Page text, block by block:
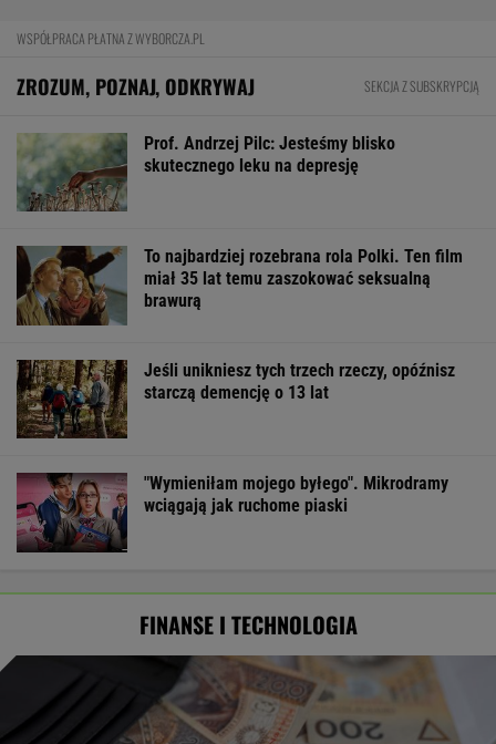
WSPÓŁPRACA PŁATNA Z WYBORCZA.PL
ZROZUM, POZNAJ, ODKRYWAJ SEKCJA Z SUBSKRYPCJĄ
Prof. Andrzej Pilc: Jesteśmy blisko
skutecznego leku na depresję
To najbardziej rozebrana rola Polki. Ten film
miał 35 lat temu zaszokować seksualną
brawurą
Jeśli unikniesz tych trzech rzeczy, opóźnisz
starczą demencję o 13 lat
"Wymieniłam mojego byłego". Mikrodramy
wciągają jak ruchome piaski
FINANSE I TECHNOLOGIA